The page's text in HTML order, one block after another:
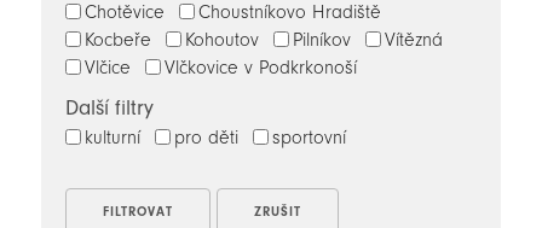
Chotěvice
Choustníkovo Hradiště
Kocbeře
Kohoutov Pilníkov
Vítězná
Vlčice
Vlčkovice v Podkrkonoší
Další filtry
kulturní pro děti sportovní